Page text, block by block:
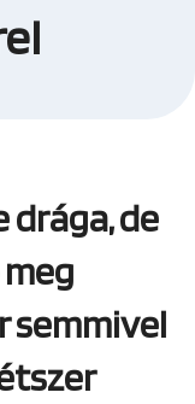
drága, de
semmivel